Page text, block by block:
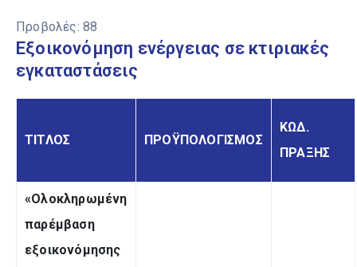
Προβολές: 88
Εξοικονόμηση ενέργειας σε κτιριακές
εγκαταστάσεις
ΤΙΤΛΟΣ ΠΡΟΫΠΟΛΟΓΙΣΜΟΣ
ΚΩΔ.
ΠΡΑΞΗΣ
«Ολοκληρωμένη
παρέμβαση
εξοικονόμησης